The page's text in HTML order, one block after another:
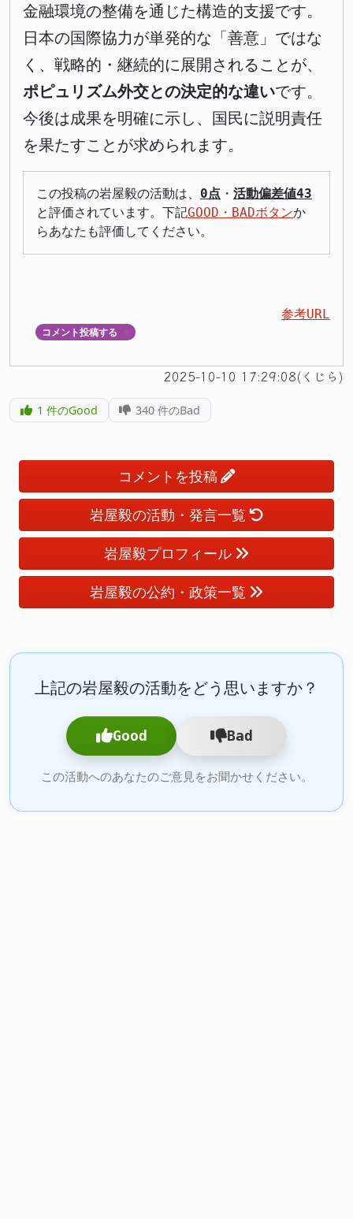
金融環境の整備を通じた構造的支援です。
日本の国際協力が単発的な「善意」ではな
く、戦略的・継続的に展開されることが、
ポピュリズム外交との決定的な違いです。
今後は成果を明確に示し、国民に説明責任
を果たすことが求められます。
この投稿の岩屋毅の活動は、 0点 ・ 活動偏差値43
と評価されています。下記GOOD・BADボタンか
らあなたも評価してください。
参考URL
コメント投稿する
2025-10-10 17:29:08(くじら)
1 件のGood 340 件のBad
コメントを投稿
岩屋毅の活動・発言一覧
岩屋毅プロフィール
岩屋毅の公約・政策一覧
上記の岩屋毅の活動をどう思いますか？
Good Bad
この活動へのあなたのご意見をお聞かせください。